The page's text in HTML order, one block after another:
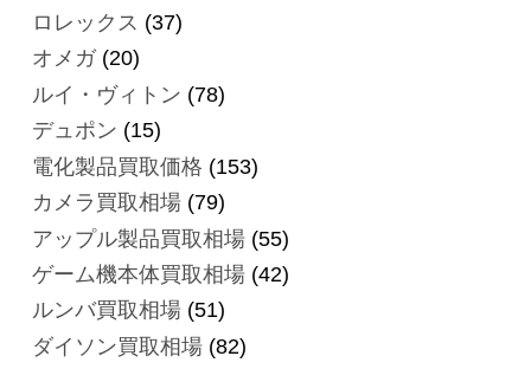
ロレックス (37)
オメガ(20)
ルイ・ヴィトン (78)
デュポン (15)
電化製品買取価格 (153)
カメラ買取相場(79)
アップル製品買取相場(55)
ゲーム機本体買取相場(42)
ルンバ買取相場(51)
ダイソン買取相場(82)